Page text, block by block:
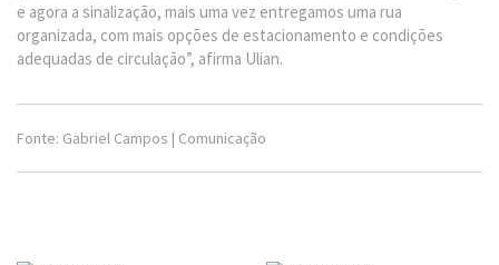
e agora a sinalização, mais uma vez entregamos uma rua
organizada, com mais opções de estacionamento e condições
adequadas de circulação”, afirma Ulian.
Fonte: Gabriel Campos | Comunicação